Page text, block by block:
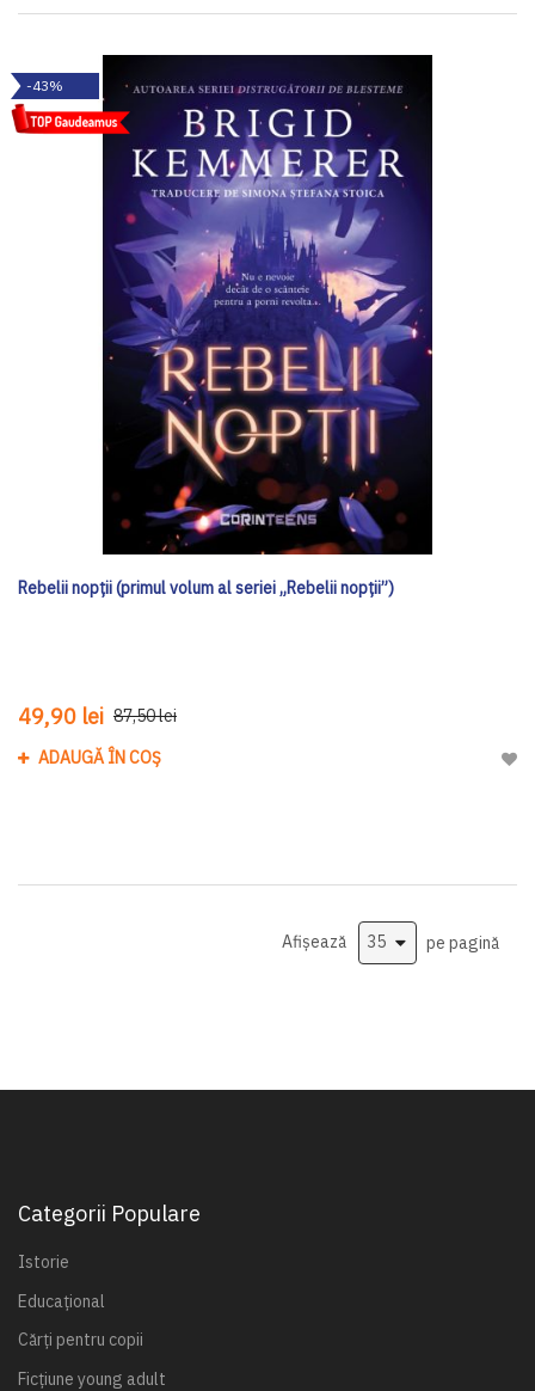
-43%
Rebelii nopții (primul volum al seriei „Rebelii nopții”)
49,90 lei 87,50 lei
ADAUGĂ ÎN COȘ
Afișează pe pagină
Categorii Populare
Istorie
Educațional
Cărți pentru copii
Ficțiune young adult